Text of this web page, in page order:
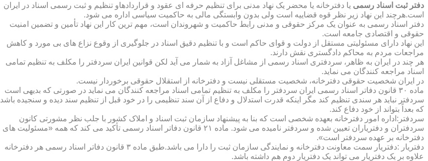
دفتر ثبت اسناد رسمی یا دفترخانه یا محضر یک نهاد مدنی برای تنظیم حرفه ای عقود و قراردادهاو تنظیم و ثبت رسمی اسناد در ایران
است.هرچند این نهاد زیر نظر قوه قضاییه است ولی بدون وابستگی مالی به حاکمیت سیاسی اداره می شود.
دفتر اسناد رسمی به عنوان یک مرکز حقوقی و مدنی رابط حاکمیت و شهروندان است، مهم ترین کار این نهاد تأمین و تضمین امنیت
حقوقی و اقتصادی جامعه است.
این نهاد دارای مسئولیتی مستقل از دولت و قوای حاکم است و با تنظیم دقیق اسناد در جلوگیری از وقوع نزاع های بی مورد و کاهش
مراجعات مردم به محاکم دادگستری نقش دارند.
هر چند در ایران به ظاهر، سردفتری اسناد رسمی از مشاغل آزاد به شمار می آید لکن قوانین ایران سردفتر را مکلف به تنظیم تمامی
اسناد مراجعه کنندگان می نماید.
در ایران شخصیت حقوقی دفترخانه، شخصیت مستقلی نیست و دفترخانه از استقلال حقوقی برخوردار نیست.
ماده ۳۰ قانون دفاتر اسناد رسمی ایران سردفتر را مکلف به تنظیم تمامی اسناد مراجعه کنندگان می نماید در صورتی که بدیهی است
سردفتر نباید هر سندی تنظیم کند مگر اینکه قدرت استدلال و دفاع از آن سند تنظیمی را در خود قبل از تنظیم سند دیده و سنجیده باشد
که بعداً بتواند از خود دفاع کند.
سردفتر:اداره امور دفترخانه بعهده شخصی است که بنا به پیشنهاد سازمان ثبت اسناد و املاک کشور با جلب نظر مشورتی کانون
سردفتران و دفتریاران تعیین شده و سردفتر نامیده می شود. ماده ۲۱ قانون دفاتر اسناد رسمی تأکید می کند که همه «مسئولیت های
دفترخانه بر عهده سردفتر است».
دفتریار :دفتریار سمت معاونت دفترخانه و نمایندگی سازمان ثبت را دارا می باشد.طبق ماده ۳ قانون دفاتر اسناد رسمی هر دفترخانه
علاوه بر یک دفتریار می تواند یک دفتریار دوم هم داشته باشد.